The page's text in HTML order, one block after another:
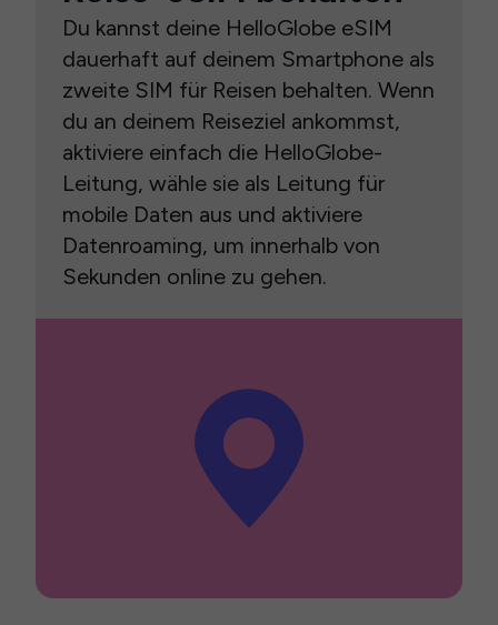
Du kannst deine HelloGlobe eSIM
dauerhaft auf deinem Smartphone als
zweite SIM für Reisen behalten. Wenn
du an deinem Reiseziel ankommst,
aktiviere einfach die HelloGlobe-
Leitung, wähle sie als Leitung für
mobile Daten aus und aktiviere
Datenroaming, um innerhalb von
Sekunden online zu gehen.